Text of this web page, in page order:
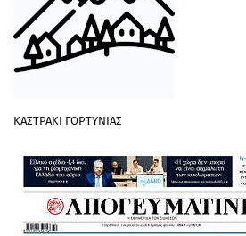
ΚΑΣΤΡΑΚΙ ΓΟΡΤΥΝΙΑΣ